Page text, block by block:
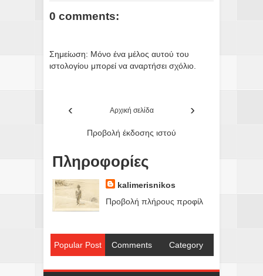
0 comments:
Σημείωση: Μόνο ένα μέλος αυτού του
ιστολογίου μπορεί να αναρτήσει σχόλιο.
‹ ›
Αρχική σελίδα
Προβολή έκδοσης ιστού
Πληροφορίες
kalimerisnikos
Προβολή πλήρους προφίλ
Popular Post Comments Category